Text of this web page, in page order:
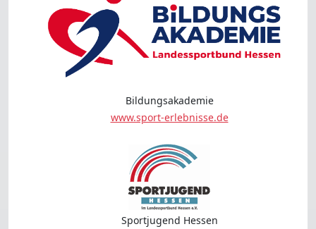
Bildungsakademie
www.sport-erlebnisse.de
Sportjugend Hessen